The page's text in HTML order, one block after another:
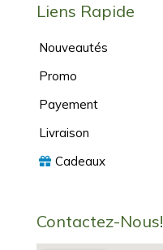
Liens Rapide
Nouveautés
Promo
Payement
Livraison
Cadeaux
Contactez-Nous!